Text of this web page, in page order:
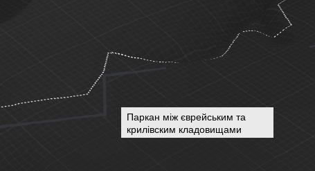
Паркан між єврейським та
крилівским кладовищами